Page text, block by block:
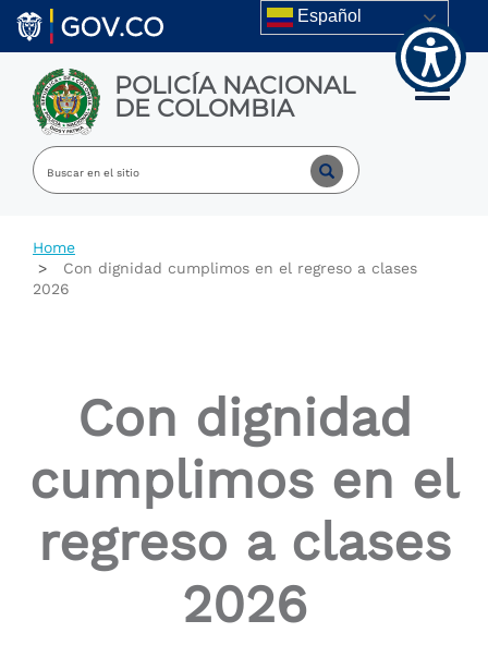
Welcome
All
Accessibility
screen
reader.
Accessibility
shortcut
activates
Skip to main content Español
POLICÍA NACIONAL
DE COLOMBIA Toggle
Home
Con dignidad cumplimos en el regreso a clases
2026
Con dignidad
cumplimos en el
regreso a clases
2026